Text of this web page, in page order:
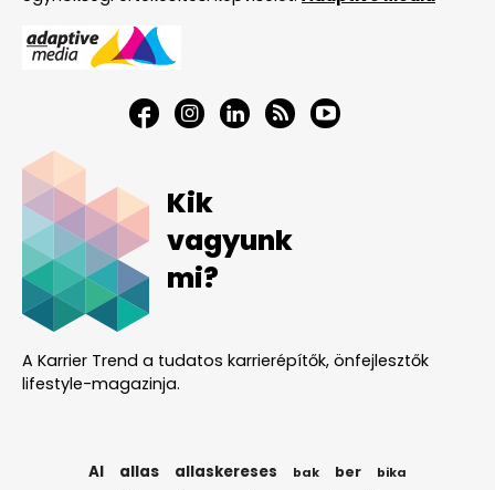
Kik
vagyunk
mi?
A Karrier Trend a tudatos karrierépítők, önfejlesztők
lifestyle-magazinja.
AI allas allaskereses bak ber bika